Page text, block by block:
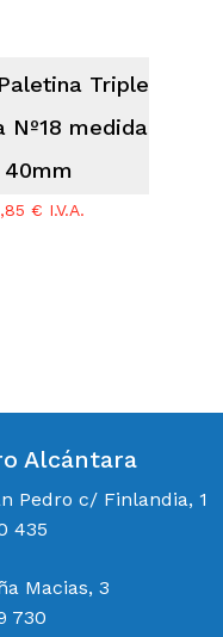
Triple
Nº18 medida
40mm
€ I.V.A.
Alcántara
Pedro c/ Finlandia, 1
435
Macias, 3
730